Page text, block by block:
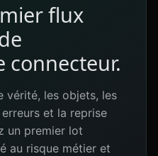
flux
connecteur.
vérité, les objets, les
et la reprise
un premier lot
au risque métier et